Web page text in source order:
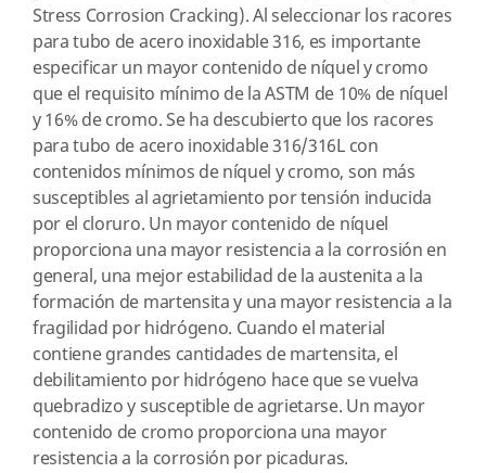
Stress Corrosion Cracking). Al seleccionar los racores
para tubo de acero inoxidable 316, es importante
especificar un mayor contenido de níquel y cromo
que el requisito mínimo de la ASTM de 10% de níquel
y 16% de cromo. Se ha descubierto que los racores
para tubo de acero inoxidable 316/316L con
contenidos mínimos de níquel y cromo, son más
susceptibles al agrietamiento por tensión inducida
por el cloruro. Un mayor contenido de níquel
proporciona una mayor resistencia a la corrosión en
general, una mejor estabilidad de la austenita a la
formación de martensita y una mayor resistencia a la
fragilidad por hidrógeno. Cuando el material
contiene grandes cantidades de martensita, el
debilitamiento por hidrógeno hace que se vuelva
quebradizo y susceptible de agrietarse. Un mayor
contenido de cromo proporciona una mayor
resistencia a la corrosión por picaduras.